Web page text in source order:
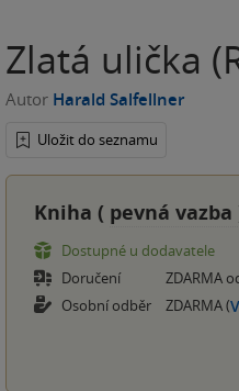
Zlatá ulička
Autor Harald Salfellner
Uložit do seznamu
Kniha ( pevná vazba
Dostupné u dodavatele
Doručení
ZDARMA
Osobní odběr
ZDARMA (